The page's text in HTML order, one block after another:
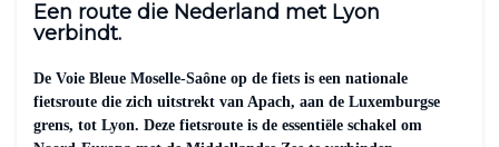
Een route die Nederland met Lyon
verbindt.
De Voie Bleue Moselle-Saône op de fiets is een nationale
fietsroute die zich uitstrekt van Apach, aan de Luxemburgse
grens, tot Lyon. Deze fietsroute is de essentiële schakel om